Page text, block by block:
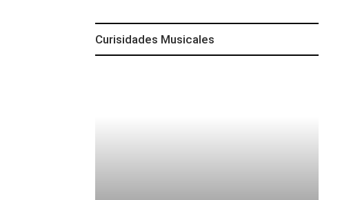
Curisidades Musicales